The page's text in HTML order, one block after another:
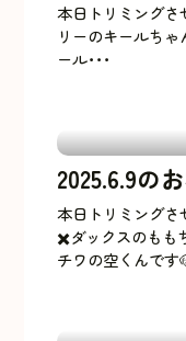
本日トリミングさ
リーのキールち
ール･･･
2025.6.9の
本日トリミング
✖️ダックスのもも
チワの空くんです